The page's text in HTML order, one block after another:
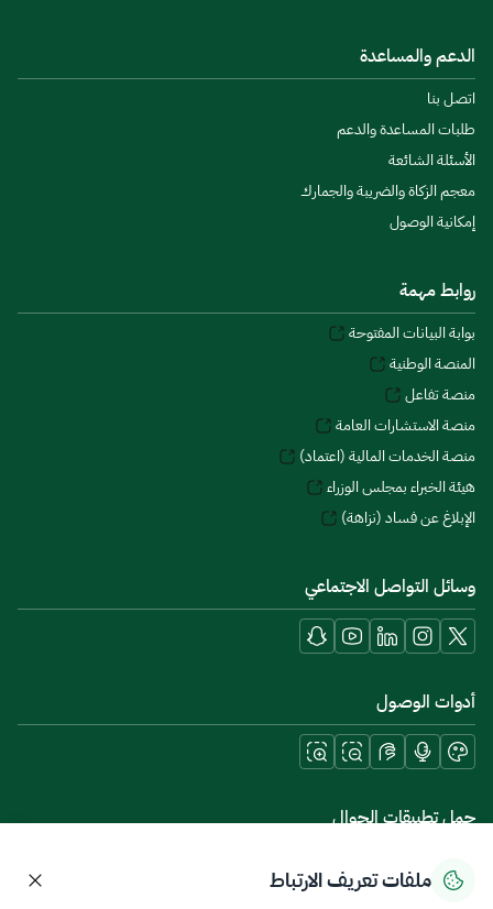
الدعم والمساعدة
اتصل بنا
طلبات المساعدة والدعم
الأسئلة الشائعة
معجم الزكاة والضريبة والجمارك
إمكانية الوصول
روابط مهمة
بوابة البيانات المفتوحة
المنصة الوطنية
منصة تفاعل
منصة الاستشارات العامة
منصة الخدمات المالية (اعتماد)
هيئة الخبراء بمجلس الوزراء
الإبلاغ عن فساد (نزاهة)
وسائل التواصل الاجتماعي
أدوات الوصول
حمل تطبيقات الجوال
ملفات تعريف الارتباط